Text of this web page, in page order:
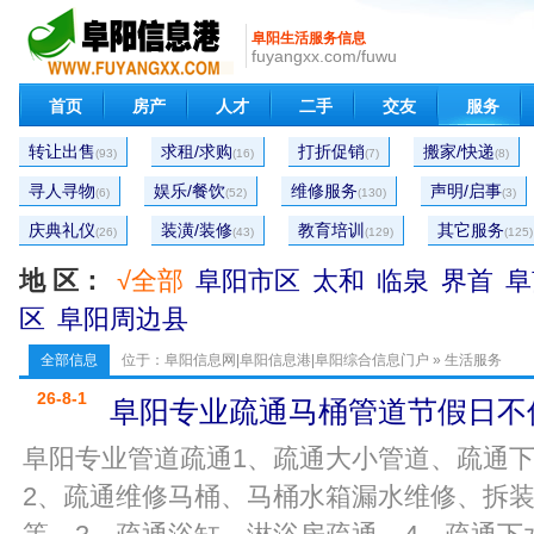
阜阳生活服务信息
fuyangxx.com/fuwu
首页 房产 人才 二手 交友 服务
转让出售(93) 求租/求购(16) 打折促销(7) 搬家/快递(8)
寻人寻物(6) 娱乐/餐饮(52) 维修服务(130) 声明/启事(3)
庆典礼仪(26) 装潢/装修(43) 教育培训 (129) 其它服务(125)
地 区： √全部 阜阳市区 太和 临泉 界首
区 阜阳周边县
全部信息 位于： 阜阳信息网|阜阳信息港|阜阳综合信息门户 » 生活服务
26-8-1 阜阳专业疏通马桶管道节假日不
阜阳专业管道疏通1、疏通大小管道、疏通
2、疏通维修马桶、马桶水箱漏水维修、拆